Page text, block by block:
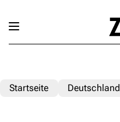
Startseite Deutschland